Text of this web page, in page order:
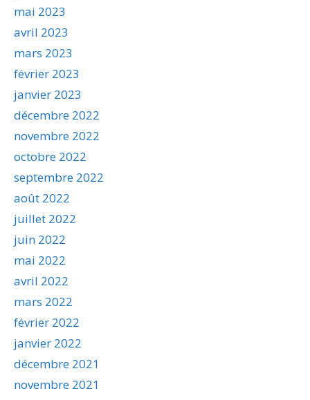
mai 2023
avril 2023
mars 2023
février 2023
janvier 2023
décembre 2022
novembre 2022
octobre 2022
septembre 2022
août 2022
juillet 2022
juin 2022
mai 2022
avril 2022
mars 2022
février 2022
janvier 2022
décembre 2021
novembre 2021